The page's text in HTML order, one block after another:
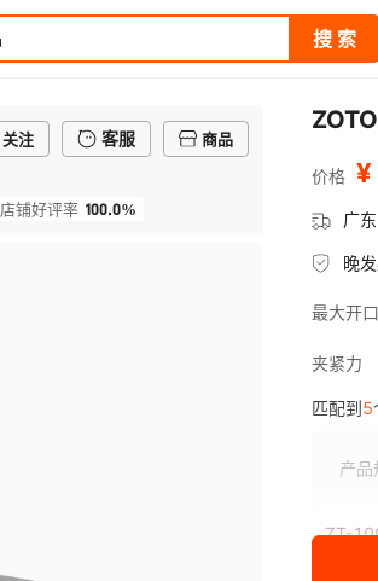
关注 客服
商品
店铺好评率 100.0%
价格 ¥
广
晚
最大开口
夹紧力
匹配到5
产品
ZT-